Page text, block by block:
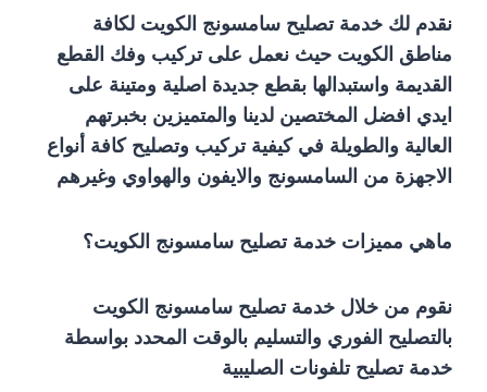
نقدم لك خدمة تصليح سامسونج الكويت لكافة
مناطق الكويت حيث نعمل على تركيب وفك القطع
القديمة واستبدالها بقطع جديدة اصلية ومتينة على
ايدي افضل المختصين لدينا والمتميزين بخبرتهم
العالية والطويلة في كيفية تركيب وتصليح كافة أنواع
الاجهزة من السامسونج والايفون والهواوي وغيرهم
ماهي مميزات خدمة تصليح سامسونج الكويت؟
نقوم من خلال خدمة تصليح سامسونج الكويت
بالتصليح الفوري والتسليم بالوقت المحدد بواسطة
خدمة تصليح تلفونات الصليبية